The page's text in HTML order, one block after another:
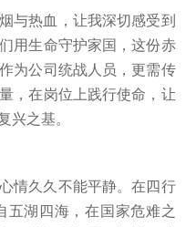
与热血，让我深切感受到
用生命守护家国，这份赤
为公司统战人员，更需传
，在岗位上践行使命，让
兴之基。
情久久不能平静。在四行
五湖四海，在国家危难之